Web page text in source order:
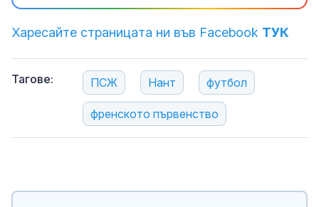
Харесайте страницата ни във Facebook ТУК
Тагове: ПСЖ Нант футбол
френското първенство